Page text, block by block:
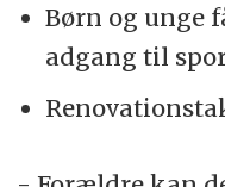
Børn og unge
adgang til